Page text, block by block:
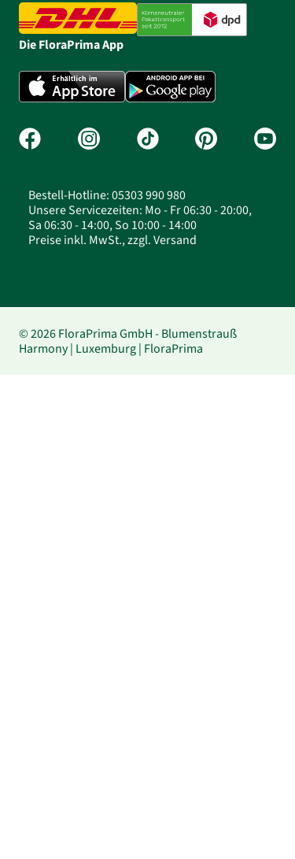
Die FloraPrima App
Bestell-Hotline: 05303 990 980
Unsere Servicezeiten: Mo - Fr 06:30 - 20:00,
Sa 06:30 - 14:00, So 10:00 - 14:00
Preise inkl. MwSt., zzgl. Versand
© 2026 FloraPrima GmbH - Blumenstrauß
Harmony | Luxemburg | FloraPrima